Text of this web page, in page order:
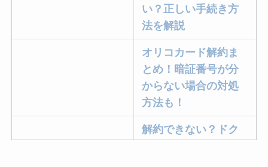
い？正しい手続き方
法を解説
オリコカード解約ま
とめ！暗証番号が分
からない場合の対処
方法も！
解約できない？ドク